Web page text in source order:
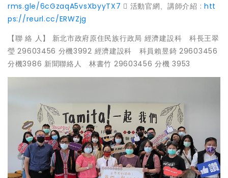
rms.gle/6cGzaqA5vsXbyyTX7  活動官網、講師介紹 : htt
ps://reurl.cc/ERWZjg
【聯 絡 人】 新北市政府原住民族行政局 經濟建設科 科長王翠
瑩 29603456 分機3992 經濟建設科 科員賴昱錡 29603456
分機3986 新聞聯絡人 林書竹 29603456 分機 3953